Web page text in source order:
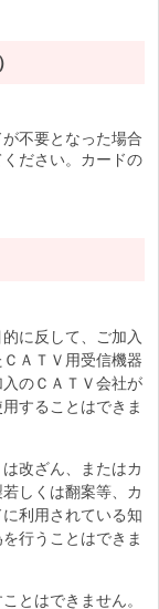
不要となった場合
ださい。カードの
に反して、ご加入
ＡＴＶ用受信機器
のＣＡＴＶ会社が
することはできま
改ざん、またはカ
しくは翻案等、カ
利用されている知
行うことはできま
とはできません。